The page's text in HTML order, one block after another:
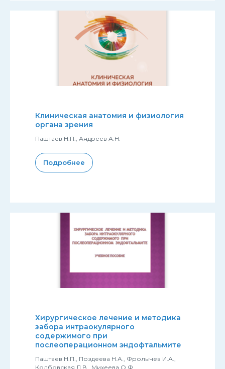
Клиническая анатомия и физиология
органа зрения
Паштаев Н.П., Андреев А.Н.
Подробнее
Хирургическое лечение и методика
забора интраокулярного
содержимого при
послеоперационном эндофтальмите
Паштаев Н.П., Поздеева Н.А., Фролычев И.А.,
Колбовская Л.В., Михеева О.Ф.